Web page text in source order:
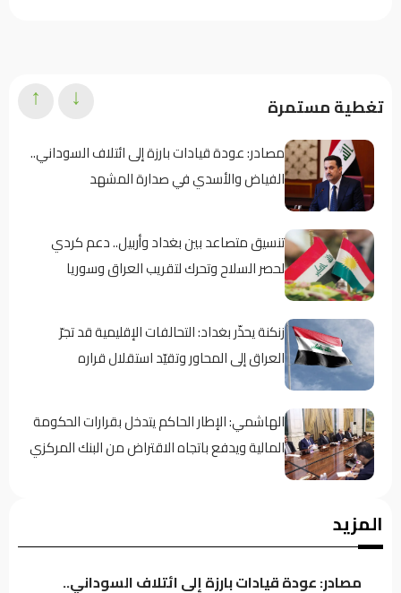
تغطية مستمرة
مصادر: عودة قيادات بارزة إلى ائتلاف السوداني..
الفياض والأسدي في صدارة المشهد
تنسيق متصاعد بين بغداد وأربيل.. دعم كردي
لحصر السلاح وتحرك لتقريب العراق وسوريا
زنكنة يحذّر بغداد: التحالفات الإقليمية قد تجرّ
العراق إلى المحاور وتقيّد استقلال قراره
الهاشمي: الإطار الحاكم يتدخل بقرارات الحكومة
المالية ويدفع باتجاه الاقتراض من البنك المركزي
↓
↑
المزيد
مصادر: عودة قيادات بارزة إلى ائتلاف السوداني..